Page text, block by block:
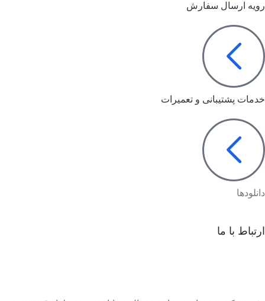
رویه ارسال سفارش
خدمات پشتیبانی و تعمیرات
دانلودها
ارتباط با ما